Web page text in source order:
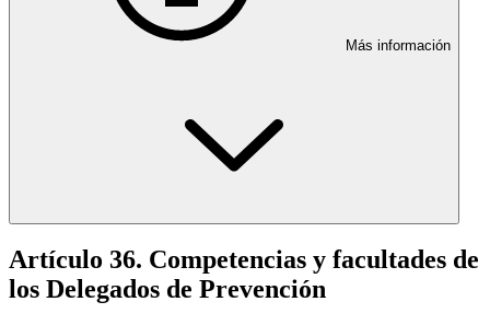
Más información
Artículo 36. Competencias y facultades de
los Delegados de Prevención